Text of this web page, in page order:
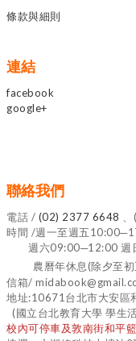
條款與細則
連結
facebook
google+
聯絡我們
電話 / (02) 2377 6648
時間 /週一至週五
週六09:00─12:00 週
農曆年休息(除夕至初
信箱/
地址:10671台北市大安區
(國立台北教育大學 學生
校內可停車及敦南街和平